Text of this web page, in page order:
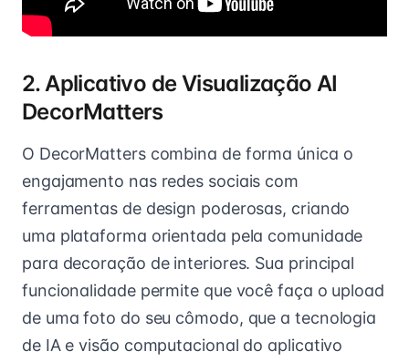
2. Aplicativo de Visualização AI
DecorMatters
O DecorMatters combina de forma única o
engajamento nas redes sociais com
ferramentas de design poderosas, criando
uma plataforma orientada pela comunidade
para decoração de interiores. Sua principal
funcionalidade permite que você faça o upload
de uma foto do seu cômodo, que a tecnologia
de IA e visão computacional do aplicativo